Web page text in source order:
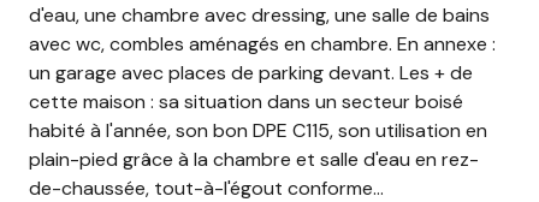
d'eau, une chambre avec dressing, une salle de bains
avec wc, combles aménagés en chambre. En annexe :
un garage avec places de parking devant. Les + de
cette maison : sa situation dans un secteur boisé
habité à l'année, son bon DPE C115, son utilisation en
plain-pied grâce à la chambre et salle d'eau en rez-
de-chaussée, tout-à-l'égout conforme...